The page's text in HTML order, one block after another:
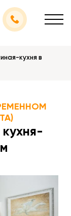
кухня в